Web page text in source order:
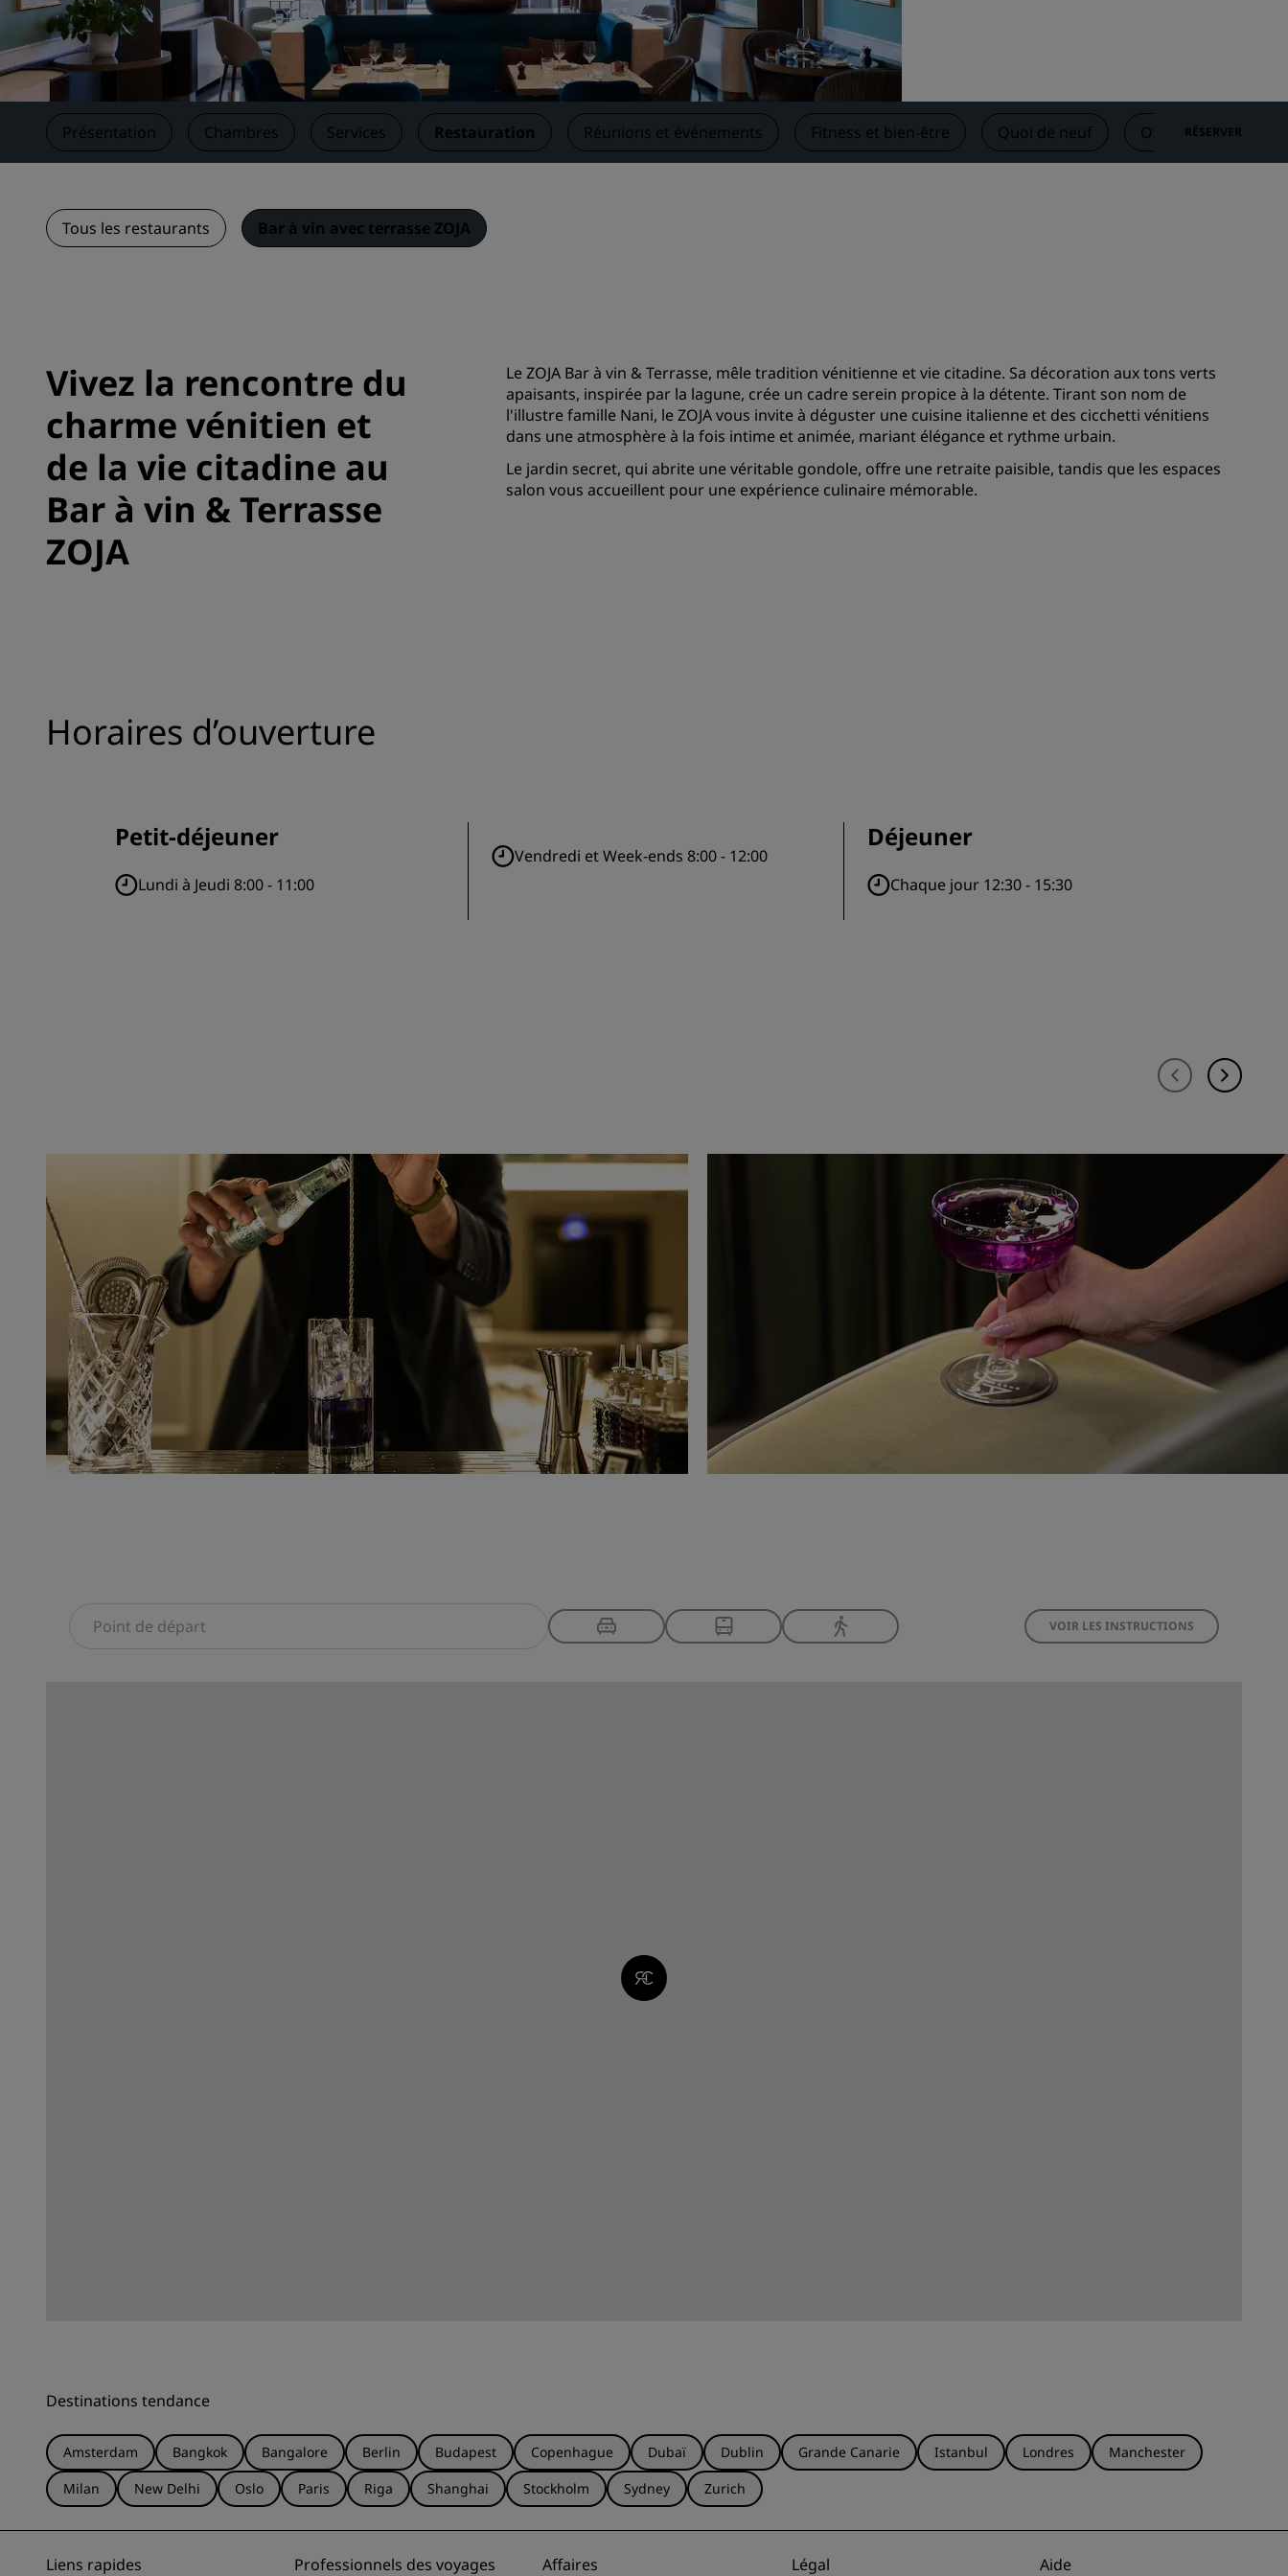
Marques affiliées en Chine
Demander un devis
Pour les événements
Solutions d’entreprise
Rechercher des vols
Application Radisson Hotels
Séjours d'équipes sportives
Voyageur d'affaires
Hôtels du centre-ville
Comment gagner des points
Bookers et Planners
ADHÉRER
Présentation Chambres Services Restauration Réunions et événements Fitness et bien-être Quoi de neuf Offres Avis
RÉSERVER
Tous les restaurants Bar à vin avec terrasse ZOJA
Vivez la rencontre du
charme vénitien et
de la vie citadine au
Bar à vin & Terrasse
ZOJA
Le ZOJA Bar à vin & Terrasse, mêle tradition vénitienne et vie citadine. Sa décoration aux tons verts
apaisants, inspirée par la lagune, crée un cadre serein propice à la détente. Tirant son nom de
l'illustre famille Nani, le ZOJA vous invite à déguster une cuisine italienne et des cicchetti vénitiens
dans une atmosphère à la fois intime et animée, mariant élégance et rythme urbain.
Le jardin secret, qui abrite une véritable gondole, offre une retraite paisible, tandis que les espaces
salon vous accueillent pour une expérience culinaire mémorable.
Horaires d’ouverture
Petit-déjeuner
Lundi à Jeudi 8:00 - 11:00
Vendredi et Week-ends 8:00 - 12:00
Déjeuner
Chaque jour 12:30 - 15:30
VOIR LES INSTRUCTIONS
Destinations tendance
Amsterdam Bangkok Bangalore Berlin Budapest Copenhague Dubaï Dublin Grande Canarie Istanbul Londres
Manchester
Milan
New Delhi Oslo Paris Riga Shanghai Stockholm Sydney Zurich
Liens rapides Professionnels des voyages Affaires Légal Aide